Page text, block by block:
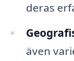
deras
även